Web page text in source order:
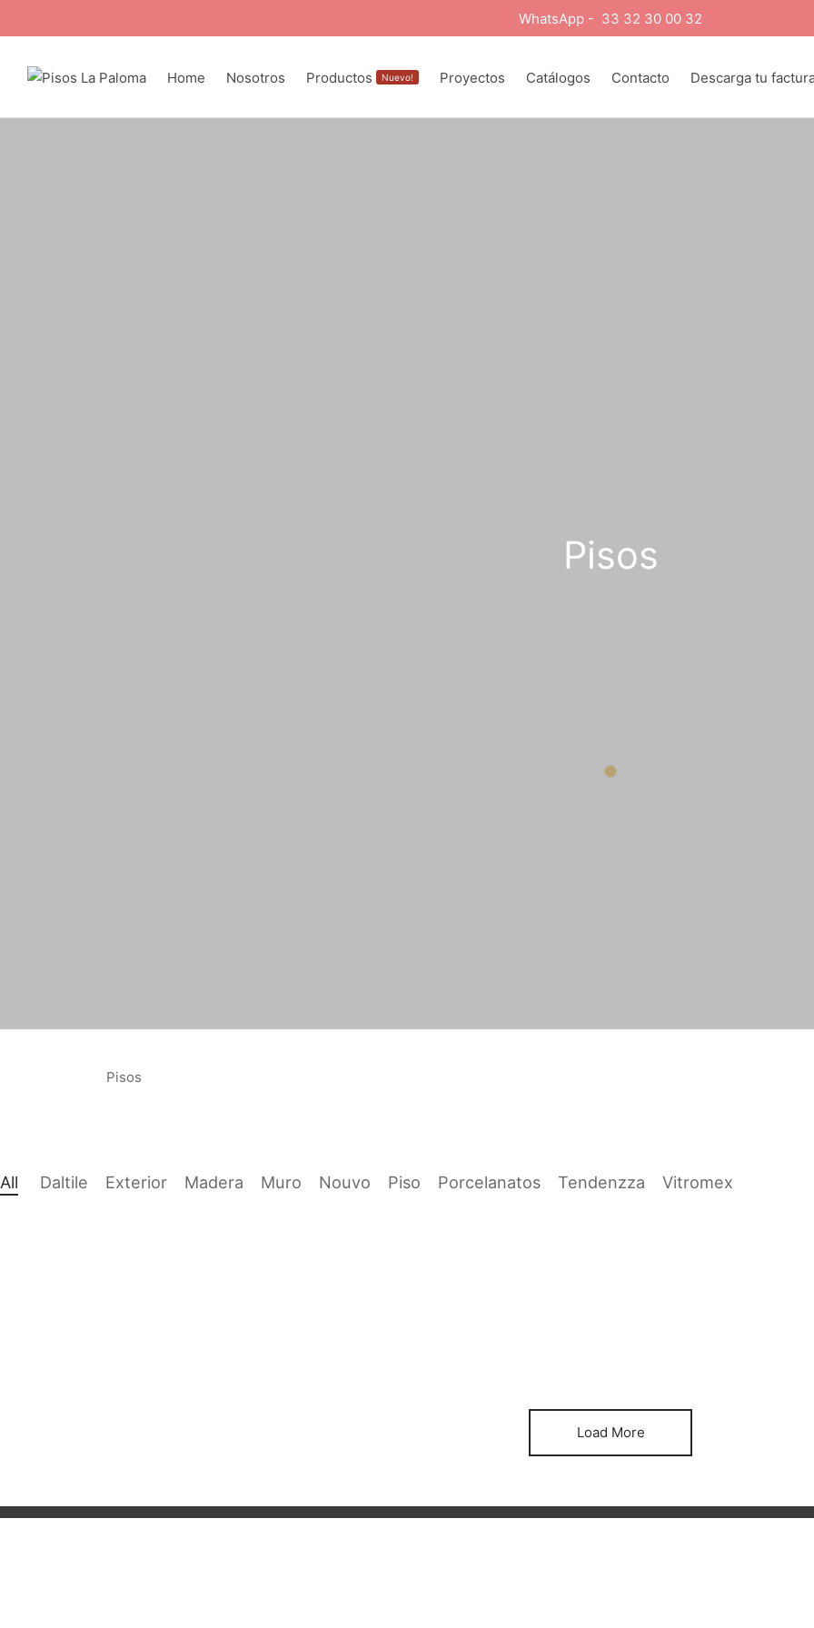
WhatsApp - 33 32 30 00 32
Home Nosotros Productos Nuevo! Proyectos Catálogos Contacto Descarga tu
Pisos
Pisos
All Daltile Exterior Madera Muro Nouvo Piso Porcelanatos Tendenzza Vitromex
Load More